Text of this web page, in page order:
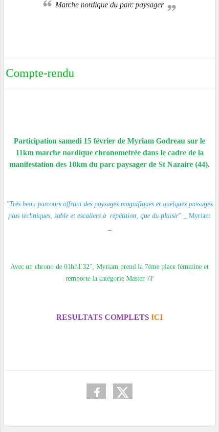
Marche nordique du parc paysager
Compte-rendu
Participation samedi 15 février de Myriam Godreau sur le
11km marche nordique chronometrée dans le cadre de la
manifestation des 10km du parc paysager de St Nazaire (44).
"Très beau parcours offrant des paysages magnifiques et quelques passages
plus techniques, sable et escaliers à répétition, que du plaisir" _ Myriam
Avec un chrono de 01h31'32", Myriam prend la 7éme place féminine et
remporte la catégorie Master 7F
RESULTATS COMPLETS ICI